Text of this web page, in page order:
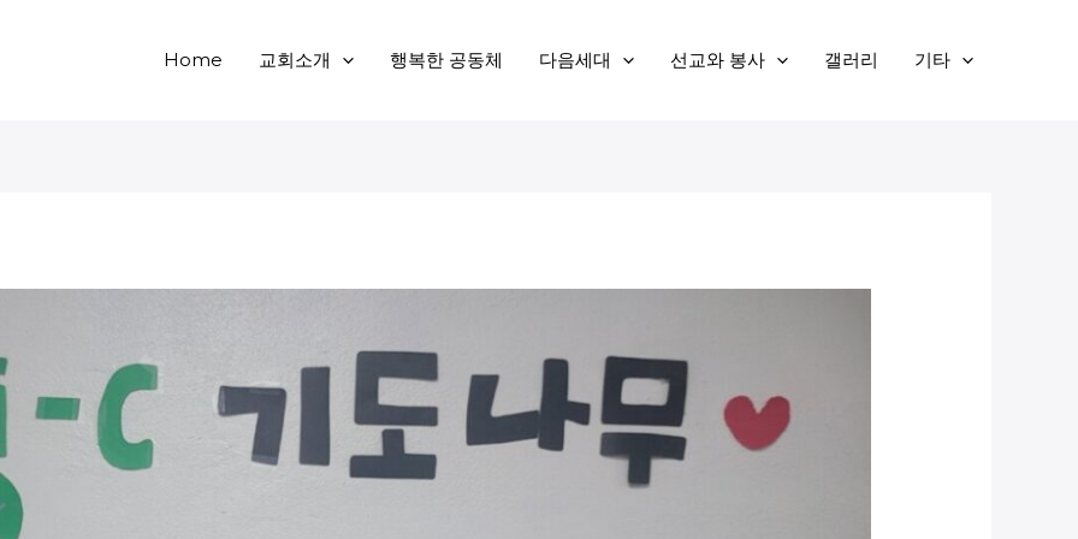
Home 교회소개 행복한 공동체 다음세대 선교와 봉사 갤러리 기타